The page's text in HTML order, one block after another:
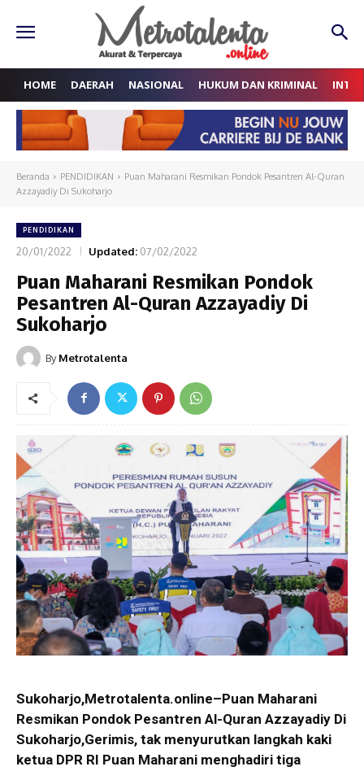
HOME DAERAH NASIONAL HUKUM DAN KRIMINAL
Beranda PENDIDIKAN
Puan Maharani Resmikan Pondok Pesantren Al-Quran
Azzayadiy Di Sukoharjo
PENDIDIKAN
20/01/2022 Updated: 07/02/2022
Puan Maharani Resmikan Pondok
Pesantren Al-Quran Azzayadiy Di
Sukoharjo
By Metrotalenta
Sukoharjo,Metrotalenta.online–Puan Maharani
Resmikan Pondok Pesantren Al-Quran Azzayadiy Di
Sukoharjo,Gerimis, tak menyurutkan langkah kaki
ketua DPR RI Puan Maharani menghadiri tiga